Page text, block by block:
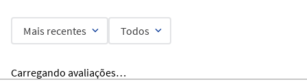
Mais recentes Todos
Carregando avaliações…